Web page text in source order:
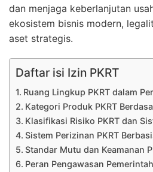
dan menjaga keberlanjutan
ekosistem bisnis modern,
aset strategis.
Daftar isi Izin PKRT
Ruang Lingkup PKRT dalam
Kategori Produk PKRT
Klasifikasi Risiko PKRT dan
Sistem Perizinan PKRT
Standar Mutu dan Keamanan
Peran Pengawasan